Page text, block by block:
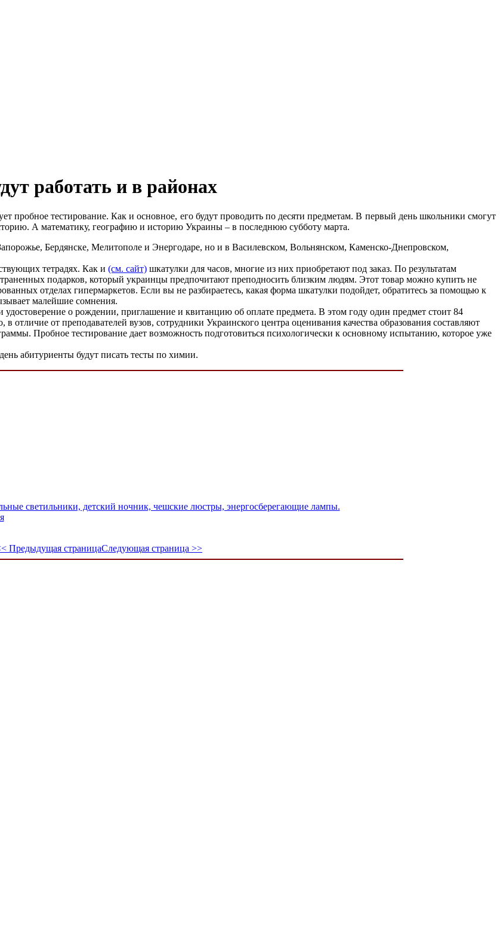
работать и в районах
пробное тестирование. Как и основное, его будут проводить по десяти предметам. В первый день школьники смогут
А математику, географию и историю Украины – в последнюю субботу марта.
Бердянске, Мелитополе и Энергодаре, но и в Василевском, Вольнянском, Каменско-Днепровском,
тетрадях. Как и (см. сайт) шкатулки для часов, многие из них приобретают под заказ. По результатам
подарков, который украинцы предпочитают преподносить близким людям. Этот товар можно купить не
отделах гипермаркетов. Если вы не разбираетесь, какая форма шкатулки подойдет, обратитесь за помощью к
малейшие сомнения.
о рождении, приглашение и квитанцию об оплате предмета. В этом году один предмет стоит 84
отличие от преподавателей вузов, сотрудники Украинского центра оценивания качества образования составляют
Пробное тестирование дает возможность подготовиться психологически к основному испытанию, которое уже
абитуриенты будут писать тесты по химии.
светильники, детский ночник, чешские люстры, энергосберегающие лампы.
Предыдущая страницаСледующая страница >>